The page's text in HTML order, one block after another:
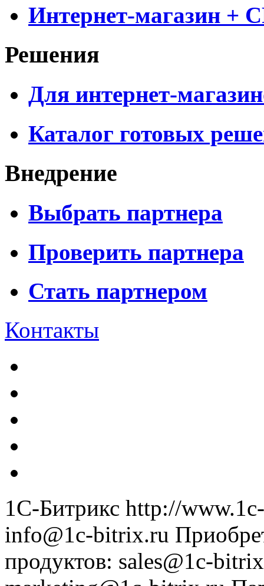
Интернет-магазин +
Решения
Для интернет-
Каталог готовых
Внедрение
Выбрать партнера
Проверить партнера
Стать партнером
Контакты
1С-Битрикс http://
info@1c-bitrix.ru
продуктов: sales@1c-